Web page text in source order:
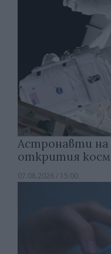
Астронавти на
открития
07.08.2026 / 15:00